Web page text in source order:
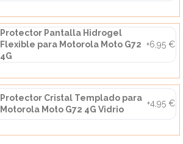
Protector Pantalla Hidrogel
Flexible para Motorola Moto G72
4G
+6,95 €
Protector Cristal Templado para
Motorola Moto G72 4G Vidrio
+4,95 €